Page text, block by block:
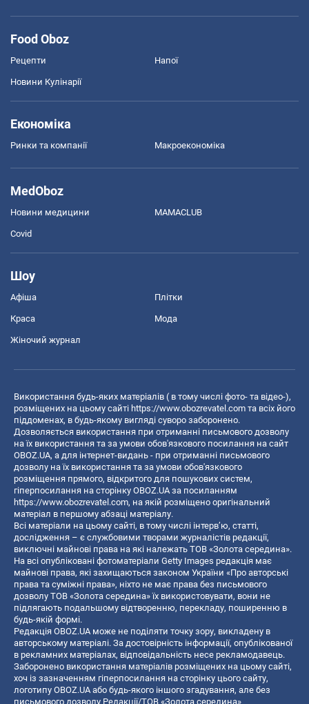
Food Oboz
Рецепти Напої
Новини Кулінарії
Економіка
Ринки та компанії Макроекономіка
MedOboz
Новини медицини MAMACLUB
Covid
Шоу
Афіша Плітки
Краса Мода
Жіночий журнал
Використання будь-яких матеріалів ( в тому числі фото- та відео-),
розміщених на цьому сайті https://www.obozrevatel.com та всіх його
піддоменах, в будь-якому вигляді суворо заборонено.
Дозволяється використання при отриманні письмового дозволу
на їх використання та за умови обов'язкового посилання на сайт
OBOZ.UA, а для інтернет-видань - при отриманні письмового
дозволу на їх використання та за умови обов'язкового
розміщення прямого, відкритого для пошукових систем,
гіперпосилання на сторінку OBOZ.UA за посиланням
https://www.obozrevatel.com, на якій розміщено оригінальний
матеріал в першому абзаці матеріалу.
Всі матеріали на цьому сайті, в тому числі інтерв’ю, статті,
дослідження – є службовими творами журналістів редакції,
виключні майнові права на які належать ТОВ «Золота середина».
На всі опубліковані фотоматеріали Getty Images редакція має
майнові права, які захищаються законом України «Про авторські
права та суміжні права», ніхто не має права без письмового
дозволу ТОВ «Золота середина» їх використовувати, вони не
підлягають подальшому відтворенню, перекладу, поширенню в
будь-якій формі.
Редакція OBOZ.UA може не поділяти точку зору, викладену в
авторському матеріалі. За достовірність інформації, опублікованої
в рекламних матеріалах, відповідальність несе рекламодавець.
Заборонено використання матеріалів розміщених на цьому сайті,
хоч із зазначенням гіперпосилання на сторінку цього сайту,
логотипу OBOZ.UA або будь-якого іншого згадування, але без
письмового дозволу Редакції/ТОВ «Золота середина»